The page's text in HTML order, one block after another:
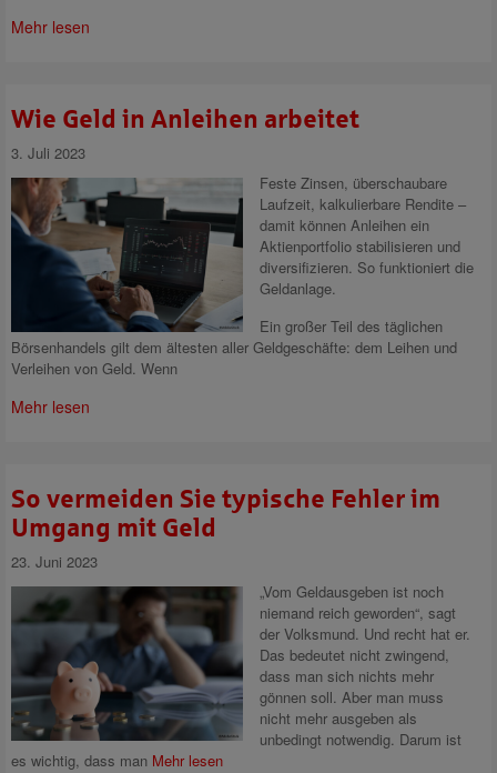
Mehr lesen
Wie Geld in Anleihen arbeitet
3. Juli 2023
Feste Zinsen, überschaubare
Laufzeit, kalkulierbare Rendite –
damit können Anleihen ein
Aktienportfolio stabilisieren und
diversifizieren. So funktioniert die
Geldanlage.
Ein großer Teil des täglichen
Börsenhandels gilt dem ältesten aller Geldgeschäfte: dem Leihen und
Verleihen von Geld. Wenn
Mehr lesen
So vermeiden Sie typische Fehler im
Umgang mit Geld
23. Juni 2023
„Vom Geldausgeben ist noch
niemand reich geworden“, sagt
der Volksmund. Und recht hat er.
Das bedeutet nicht zwingend,
dass man sich nichts mehr
gönnen soll. Aber man muss
nicht mehr ausgeben als
unbedingt notwendig. Darum ist
es wichtig, dass man Mehr lesen